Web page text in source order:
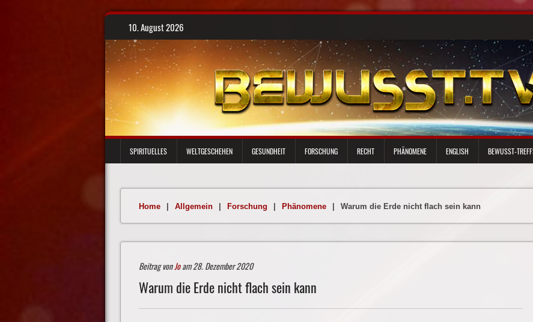
Skip
content
10. August 2026
SPIRITUELLES WELTGESCHEHEN GESUNDHEIT FORSCHUNG RECHT PHÄNOMENE ENGLISH BEWUSST-TREFFS
Home Allgemein Forschung Phänomene Warum die Erde nicht flach sein kann
Beitrag vonJoam 28. Dezember 2020
Warum die Erde nicht flach sein kann